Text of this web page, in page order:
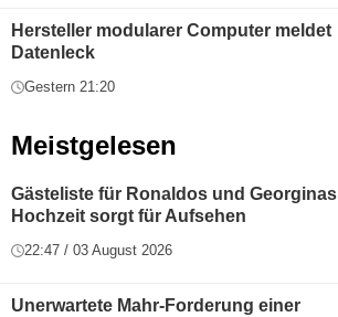
Hersteller modularer Computer meldet
Datenleck
Gestern 21:20
Meistgelesen
Gästeliste für Ronaldos und Georginas
Hochzeit sorgt für Aufsehen
22:47 / 03 August 2026
Unerwartete Mahr-Forderung einer